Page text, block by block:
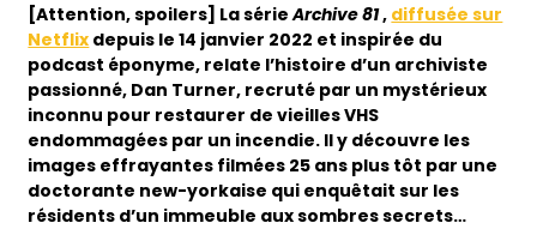
[Attention, spoilers] La sérieArchive 81, diffusée sur
Netflix depuis le 14 janvier 2022 et inspirée du
podcast éponyme, relate l’histoire d’un archiviste
passionné, Dan Turner, recruté par un mystérieux
inconnu pour restaurer de vieilles VHS
endommagées par un incendie. Il y découvre les
images effrayantes filmées 25 ans plus tôt par une
doctorante new-yorkaise qui enquêtait sur les
résidents d’un immeuble aux sombres secrets…